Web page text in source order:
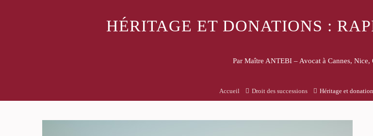
HÉRITAGE ET DONATIONS :
Par Maître ANTEBI – Avocat à Cannes, Nice,
Accueil Droit des successions Héritage et